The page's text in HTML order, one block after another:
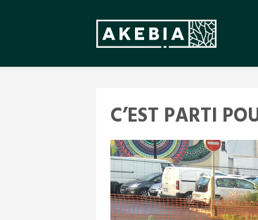
C’EST PARTI